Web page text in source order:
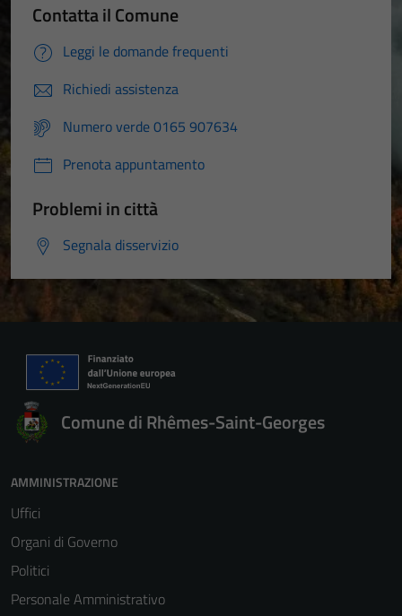
Contatta il Comune
Leggi le domande frequenti
Richiedi assistenza
Numero verde 0165 907634
Prenota appuntamento
Problemi in città
Segnala disservizio
Comune di Rhêmes-Saint-Georges
AMMINISTRAZIONE
Uffici
Organi di Governo
Politici
Personale Amministrativo